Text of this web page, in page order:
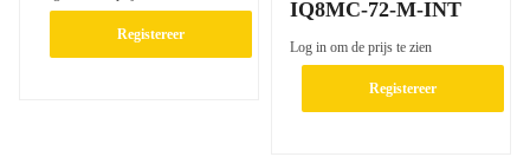
Registereer
IQ8MC-72-M-INT
Log in om de prijs te zien
Registereer